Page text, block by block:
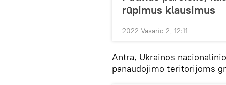
rūpimus klausimus
2022 Vasario 2, 12:11
Antra, Ukrainos
panaudojimo teritorijoms